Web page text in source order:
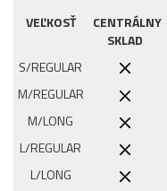
VEĽKOSŤ
CENTRÁLNY
SKLAD
S/REGULAR
M/REGULAR
M/LONG
L/REGULAR
L/LONG